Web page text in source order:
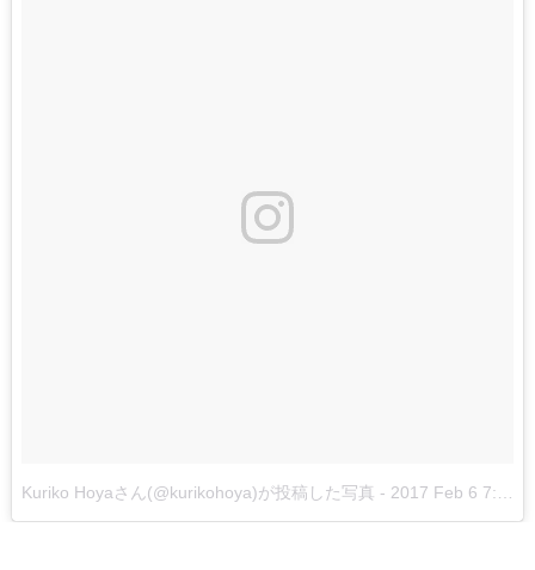
Kuriko Hoyaさん(@kurikohoya)が投稿した写真 - 2017 Feb 6 7:13am PST